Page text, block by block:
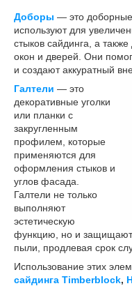
Доборы — это
используют для
стыков сайдинга, а
окон и дверей. Они
и создают аккуратный
Галтели — это
декоративные уголки
или планки с
закругленным
профилем, которые
применяются для
оформления стыков и
углов фасада.
Галтели не только
выполняют
эстетическую
функцию, но и защищают
пыли, продлевая срок
Использование этих
сайдинга Timberblock,